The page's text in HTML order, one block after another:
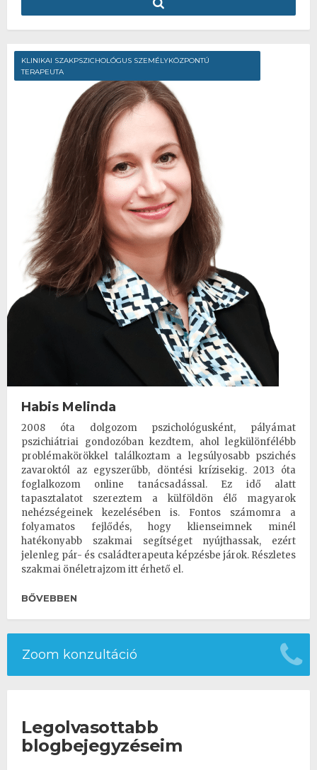
KLINIKAI SZAKPSZICHOLÓGUS SZEMÉLYKÖZPONTÚ
TERAPEUTA
Habis Melinda
2008 óta dolgozom pszichológusként, pályámat
pszichiátriai gondozóban kezdtem, ahol legkülönfélébb
problémakörökkel találkoztam a legsúlyosabb pszichés
zavaroktól az egyszerűbb, döntési krízisekig. 2013 óta
foglalkozom online tanácsadással. Ez idő alatt
tapasztalatot szereztem a külföldön élő magyarok
nehézségeinek kezelésében is. Fontos számomra a
folyamatos fejlődés, hogy klienseimnek minél
hatékonyabb szakmai segítséget nyújthassak, ezért
jelenleg pár- és családterapeuta képzésbe járok. Részletes
szakmai önéletrajzom itt érhető el.
BŐVEBBEN
Zoom konzultáció
Legolvasottabb
blogbejegyzéseim